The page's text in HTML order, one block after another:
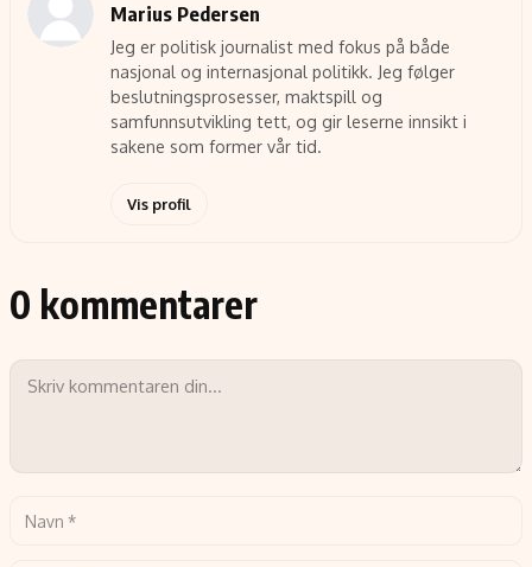
Marius Pedersen
Jeg er politisk journalist med fokus på både
nasjonal og internasjonal politikk. Jeg følger
beslutningsprosesser, maktspill og
samfunnsutvikling tett, og gir leserne innsikt i
sakene som former vår tid.
Vis profil
0 kommentarer